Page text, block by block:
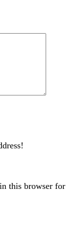
this browser for